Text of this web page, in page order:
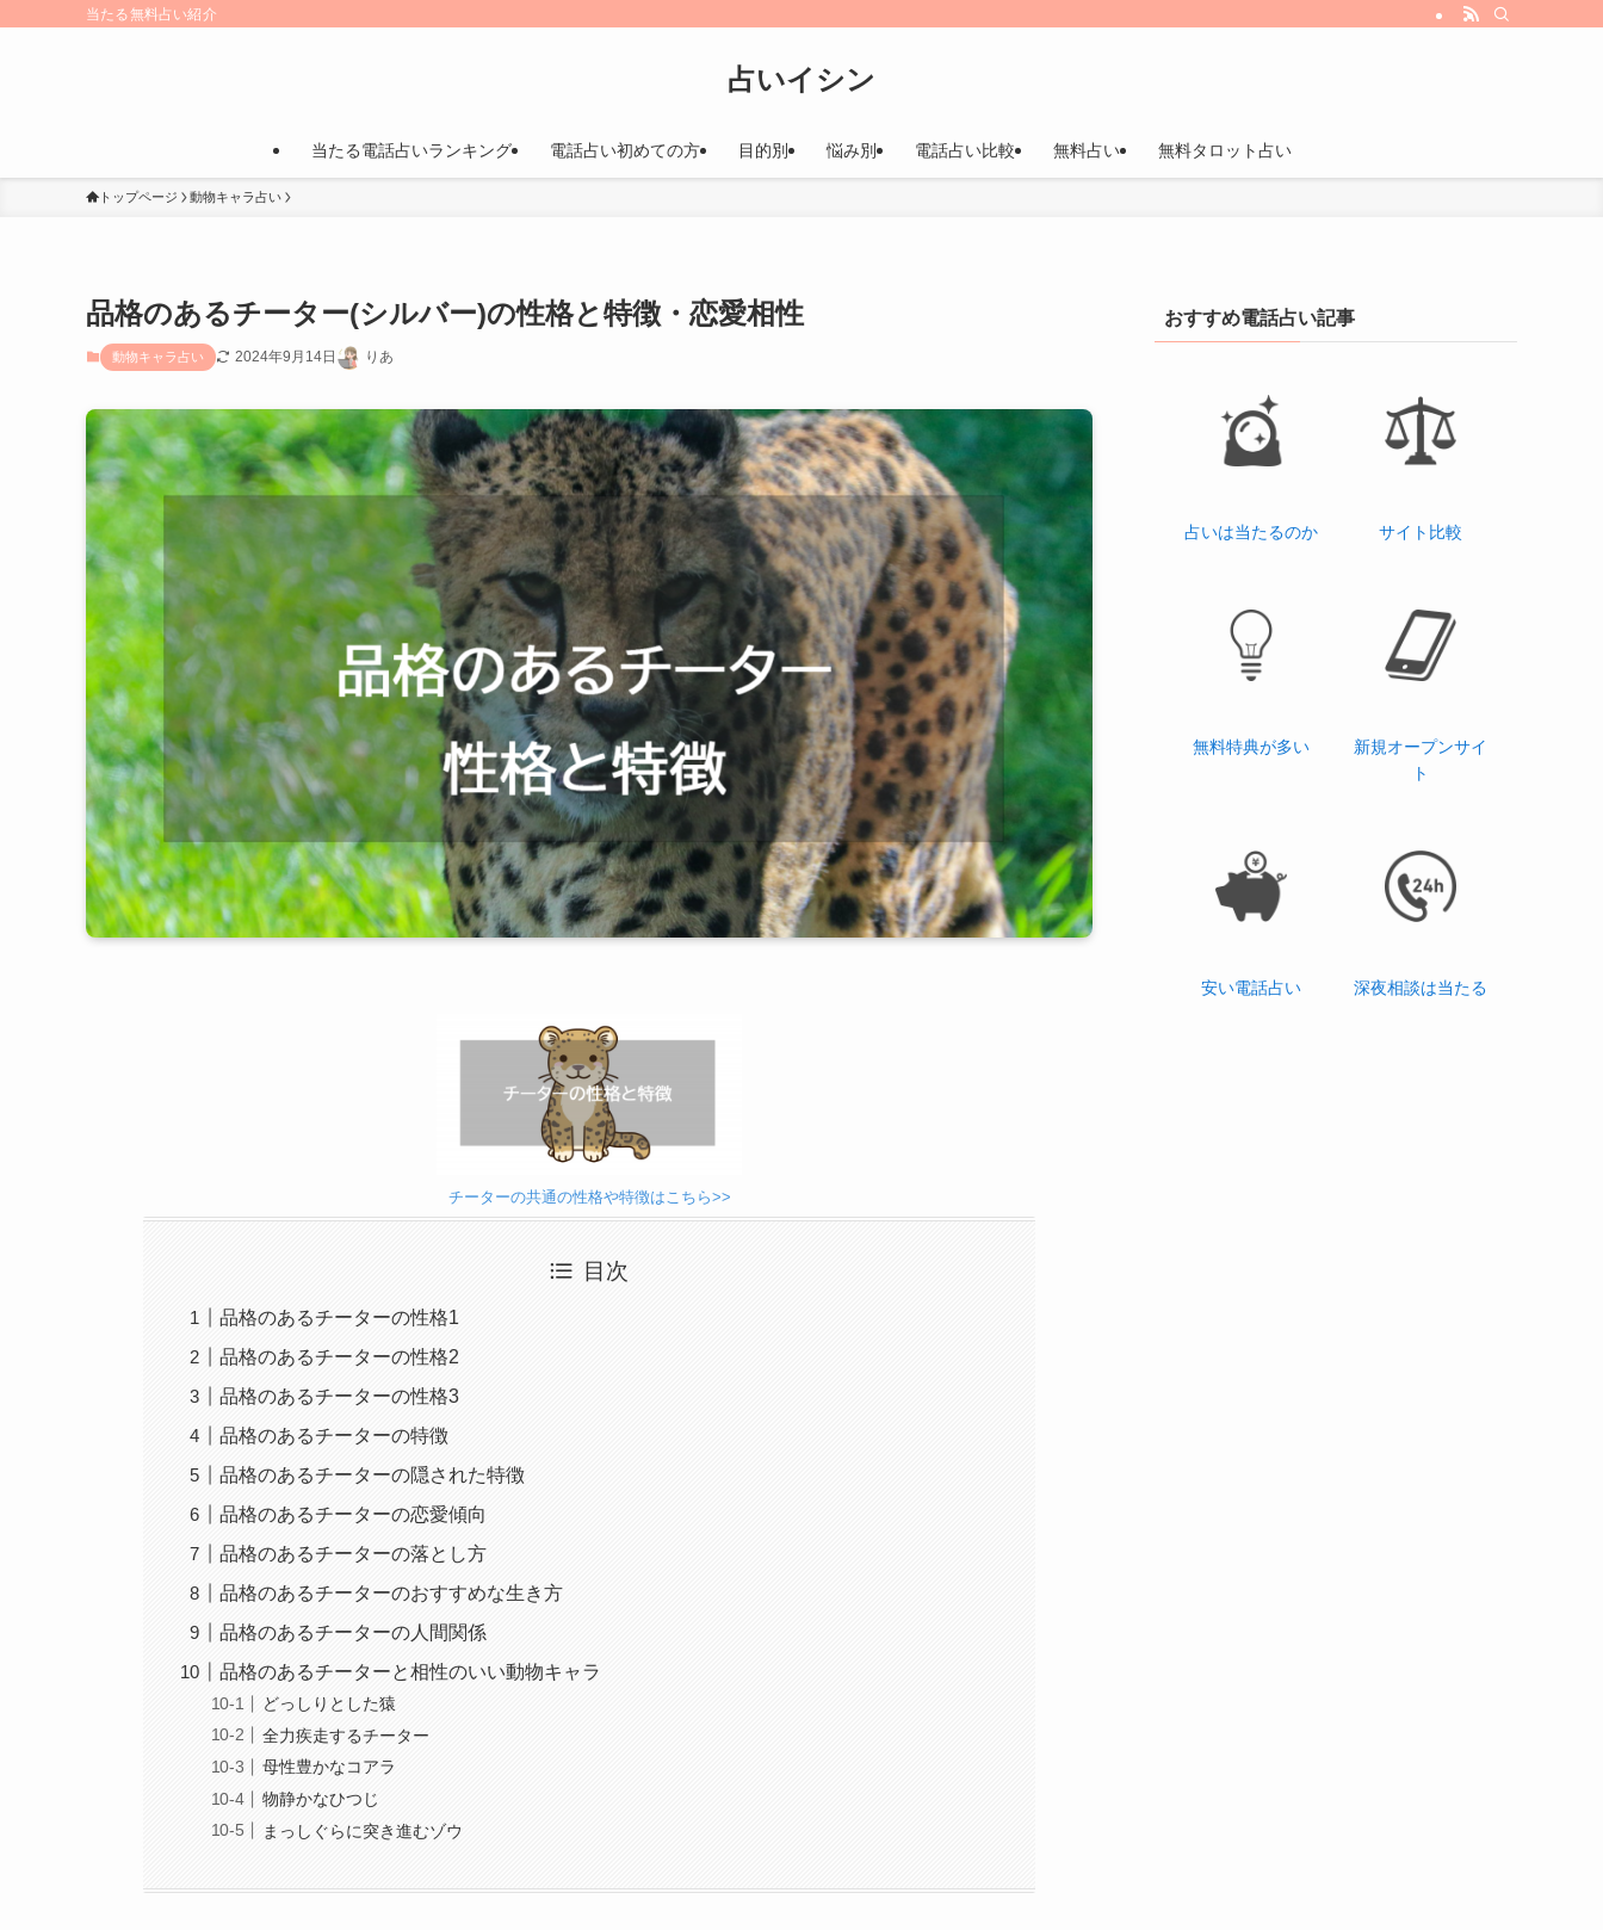
当たる無料占い紹介
占いイシン
当たる電話占いランキング 電話占い初めての方 目的別 悩み別 電話占い比較 無料占い 無料タロット占い
トップページ 動物キャラ占い
品格のあるチーター(シルバー)の性格と特徴・恋愛相性
動物キャラ占い 2024年9月14日 りあ
チーターの共通の性格や特徴はこちら>>
目次
品格のあるチーターの性格1
品格のあるチーターの性格2
品格のあるチーターの性格3
品格のあるチーターの特徴
品格のあるチーターの隠された特徴
品格のあるチーターの恋愛傾向
品格のあるチーターの落とし方
品格のあるチーターのおすすめな生き方
品格のあるチーターの人間関係
品格のあるチーターと相性のいい動物キャラ
どっしりとした猿
全力疾走するチーター
母性豊かなコアラ
物静かなひつじ
まっしぐらに突き進むゾウ
おすすめ電話占い記事
占いは当たるのか サイト比較
無料特典が多い
新規オープンサイ
ト
安い電話占い 深夜相談は当たる